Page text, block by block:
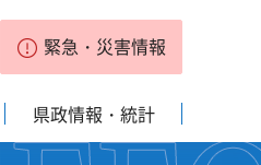
緊急・災害情報
県政情報・統計